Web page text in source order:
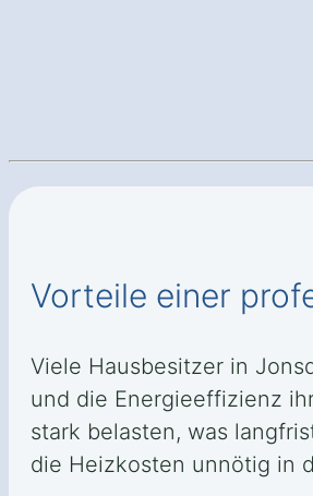
Vorteile einer
Viele Hausbesitzer in
und die Energieeffizienz
stark belasten, was
die Heizkosten unnötig in